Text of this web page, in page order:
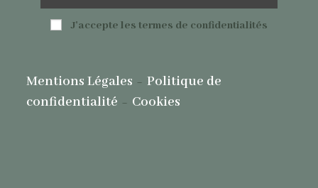
J'accepte les termes de confidentialités
Mentions Légales -Politique de
confidentialité - Cookies